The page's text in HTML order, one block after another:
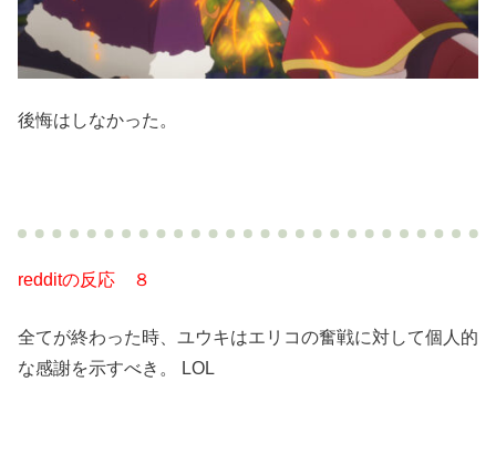
後悔はしなかった。
redditの反応 ８
全てが終わった時、ユウキはエリコの奮戦に対して個人的
な感謝を示すべき。 LOL